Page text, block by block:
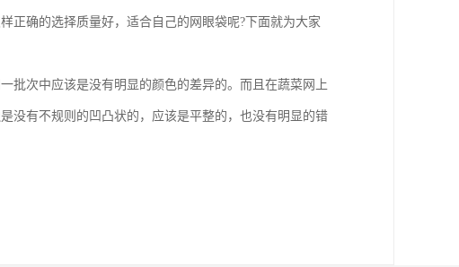
正确的选择质量好，适合自己的网眼袋呢?下面就为大家
批次中应该是没有明显的颜色的差异的。而且在蔬菜网上
没有不规则的凹凸状的，应该是平整的，也没有明显的错